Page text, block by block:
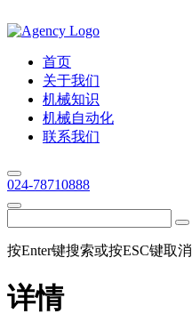
首页
关于我们
机械知识
机械自动化
联系我们
024-78710888
按Enter键搜索或按ESC键取消
详情